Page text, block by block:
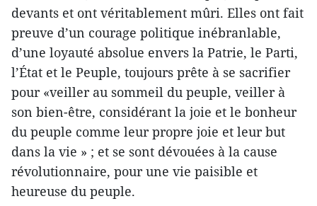
devants et ont véritablement mûri. Elles ont fait
preuve d’un courage politique inébranlable,
d’une loyauté absolue envers la Patrie, le Parti,
l’État et le Peuple, toujours prête à se sacrifier
pour «veiller au sommeil du peuple, veiller à
son bien-être, considérant la joie et le bonheur
du peuple comme leur propre joie et leur but
dans la vie » ; et se sont dévouées à la cause
révolutionnaire, pour une vie paisible et
heureuse du peuple.